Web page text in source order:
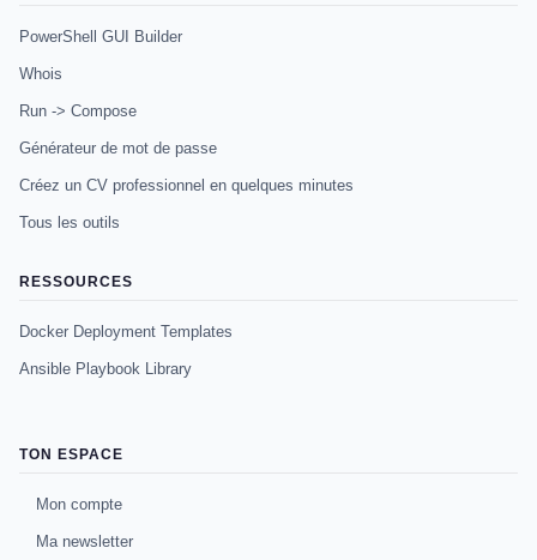
PowerShell GUI Builder
Whois
Run -> Compose
Générateur de mot de passe
Créez un CV professionnel en quelques minutes
Tous les outils
RESSOURCES
Docker Deployment Templates
Ansible Playbook Library
TON ESPACE
Mon compte
Ma newsletter